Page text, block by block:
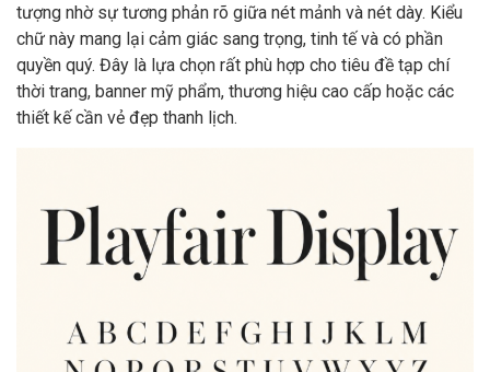
tượng nhờ sự tương phản rõ giữa nét mảnh và nét dày. Kiểu
chữ này mang lại cảm giác sang trọng, tinh tế và có phần
quyền quý. Đây là lựa chọn rất phù hợp cho tiêu đề tạp chí
thời trang, banner mỹ phẩm, thương hiệu cao cấp hoặc các
thiết kế cần vẻ đẹp thanh lịch.